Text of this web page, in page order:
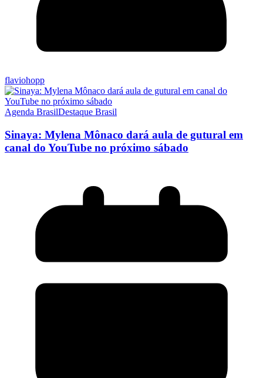
flaviohopp
Agenda BrasilDestaque Brasil
Sinaya: Mylena Mônaco dará aula de gutural em
canal do YouTube no próximo sábado